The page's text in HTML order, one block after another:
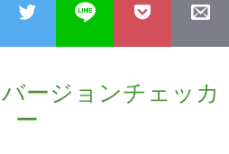
ージョンチェッカ
ー